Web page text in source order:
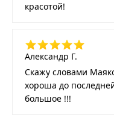
красотой!
Александр Г.
Скажу словами
хороша до
большое !!!